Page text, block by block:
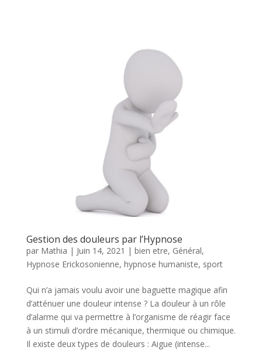
Gestion des douleurs par l’Hypnose
par Mathia | Juin 14, 2021 | bien etre, Général,
Hypnose Erickosonienne, hypnose humaniste, sport
Qui n’a jamais voulu avoir une baguette magique afin
d’atténuer une douleur intense ? La douleur à un rôle
d’alarme qui va permettre à l’organisme de réagir face
à un stimuli d’ordre mécanique, thermique ou chimique.
Il existe deux types de douleurs : Aigue (intense...